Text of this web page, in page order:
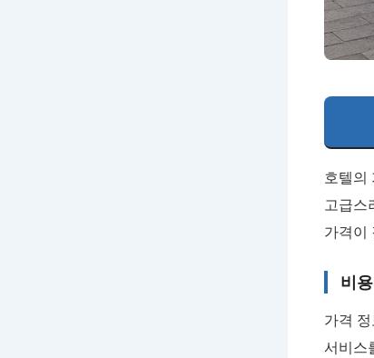
호텔의
고급스
가격이
비
가격
서비스